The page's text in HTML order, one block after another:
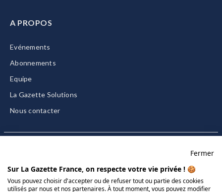
A PROPOS
Evénements
Abonnements
Equipe
La Gazette Solutions
Nous contacter
CGU/CGV
Données personnelles
Fermer
Sur La Gazette France, on respecte votre vie privée ! 🍪
Vous pouvez choisir d'accepter ou de refuser tout ou partie des cookies
utilisés par nous et nos partenaires. À tout moment, vous pouvez modifier